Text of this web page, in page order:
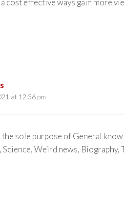
at 12:36 pm
sole purpose of General
Science, Weird news, Biography,